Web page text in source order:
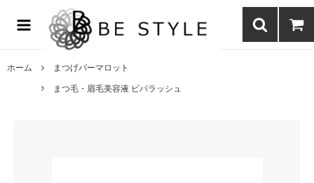
まつげエクステ商材の通販・まつげパーマ・ボディジュエリーなどまつ
げ商材・美容商材の通販｜BE STYLE beauty shop
ホーム
まつげパーマロット
まつ毛・眉毛美容液 ビバラッシュ